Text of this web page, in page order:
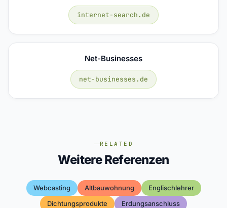
internet-search.de
Net-Businesses
net-businesses.de
RELATED
Weitere Referenzen
Webcasting Altbauwohnung
Englischlehrer
Dichtungsprodukte
Erdungsanschluss